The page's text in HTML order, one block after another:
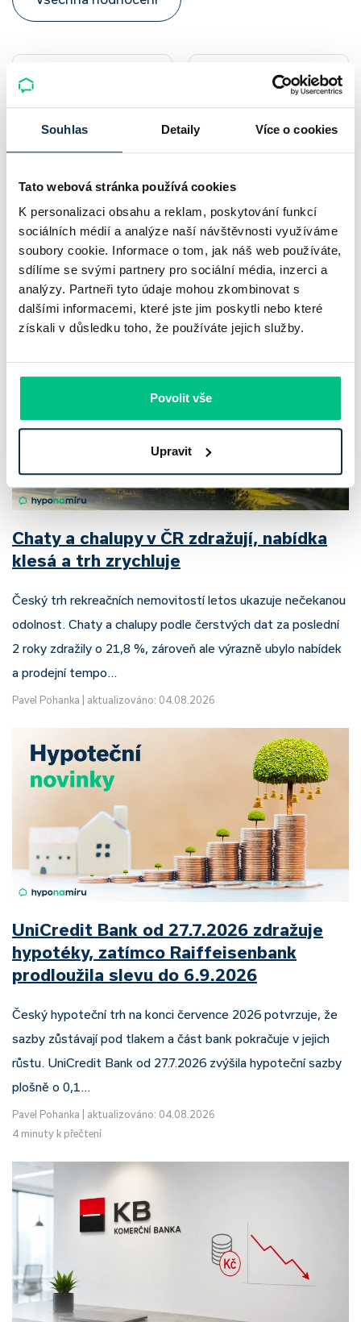
Souhlas Detaily Více o cookies
Tato webová stránka používá cookies
K personalizaci obsahu a reklam, poskytování funkcí
sociálních médií a analýze naší návštěvnosti využíváme
soubory cookie. Informace o tom, jak náš web používáte,
sdílíme se svými partnery pro sociální média, inzerci a
analýzy. Partneři tyto údaje mohou zkombinovat s
dalšími informacemi, které jste jim poskytli nebo které
získali v důsledku toho, že používáte jejich služby.
Povolit vše
Upravit
Více článků
Nepřehlédněte
Chaty a chalupy v ČR zdražují, nabídka
klesá a trh zrychluje
Český trh rekreačních nemovitostí letos ukazuje nečekanou
odolnost. Chaty a chalupy podle čerstvých dat za poslední
2 roky zdražily o 21,8 %, zároveň ale výrazně ubylo nabídek
a prodejní tempo…
Pavel Pohanka aktualizováno: 04.08.2026
UniCredit Bank od 27.7.2026 zdražuje
hypotéky, zatímco Raiffeisenbank
prodloužila slevu do 6.9.2026
Český hypoteční trh na konci července 2026 potvrzuje, že
sazby zůstávají pod tlakem a část bank pokračuje v jejich
růstu. UniCredit Bank od 27.7.2026 zvýšila hypoteční sazby
plošně o 0,1…
Pavel Pohanka
aktualizováno: 04.08.2026
4 minuty k přečtení